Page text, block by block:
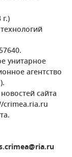
унитарное
агентство
сайта
crimea.ria.ru